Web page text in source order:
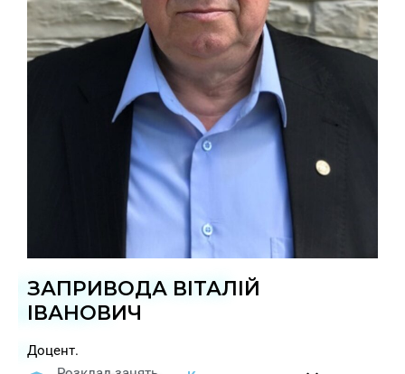
ЗАПРИВОДА ВІТАЛІЙ
ІВАНОВИЧ
Доцент.